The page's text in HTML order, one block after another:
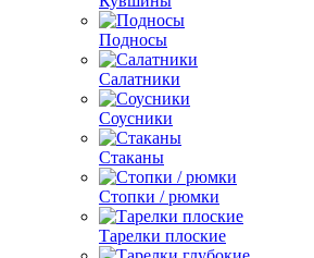
Подносы
Салатники
Соусники
Стаканы
Стопки / рюмки
Тарелки плоские